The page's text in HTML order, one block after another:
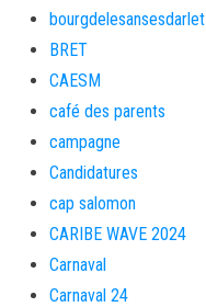
bourgdelesansesdarlet
BRET
CAESM
café des parents
campagne
Candidatures
cap salomon
CARIBE WAVE 2024
Carnaval
Carnaval 24